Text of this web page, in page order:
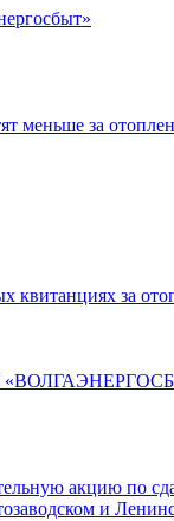
меньше за
квитанциях за
акцию по
и